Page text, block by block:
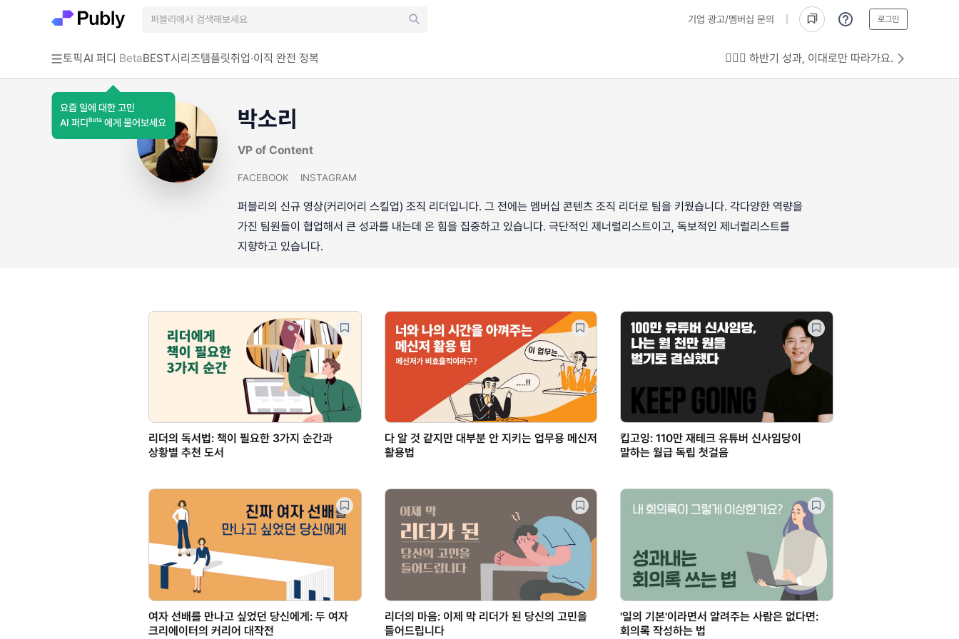
기업 광고/멤버십 문의 로그인
토픽AI 퍼디 Beta
요즘 일에 대한 고민
AI 퍼디 Beta 에게 물어보세요
BEST시리즈템플릿취업·이직 완전 정복 💁🏻‍♂️ 하반기 성과, 이대로만 따라가요.
박소리
VP of Content
FACEBOOK INSTAGRAM
퍼블리의 신규 영상(커리어리 스킬업) 조직 리더입니다. 그 전에는 멤버십 콘텐츠 조직 리더로 팀을 키웠습니다. 각다양한 역량을
가진 팀원들이 협업해서 큰 성과를 내는데 온 힘을 집중하고 있습니다. 극단적인 제너럴리스트이고, 독보적인 제너럴리스트를
지향하고 있습니다.
리더의 독서법: 책이 필요한 3가지 순간과
상황별 추천 도서
다 알 것 같지만 대부분 안 지키는 업무용 메신저
활용법
킵고잉: 110만 재테크 유튜버 신사임당이
말하는 월급 독립 첫걸음
여자 선배를 만나고 싶었던 당신에게: 두 여자
크리에이터의 커리어 대작전
리더의 마음: 이제 막 리더가 된 당신의 고민을
들어드립니다
'일의 기본'이라면서 알려주는 사람은 없다면:
회의록 작성하는 법